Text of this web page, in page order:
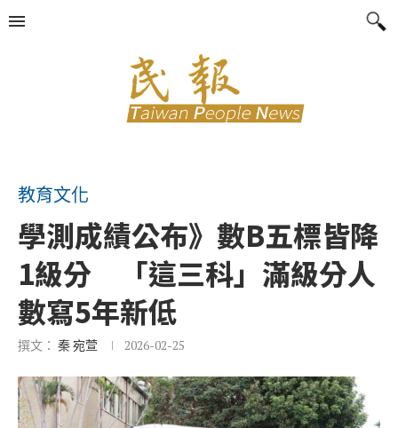
教育文化
學測成績公布》數B五標皆降
1級分 「這三科」滿級分人
數寫5年新低
撰文： 秦 宛萱 2026-02-25